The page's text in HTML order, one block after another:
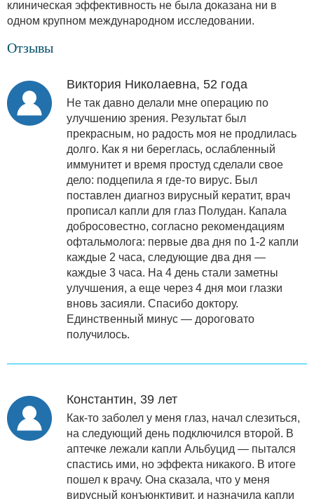
клиническая эффективность не была доказана ни в
одном крупном международном исследовании.
Отзывы
Виктория Николаевна, 52 года
Не так давно делали мне операцию по
улучшению зрения. Результат был
прекрасным, но радость моя не продлилась
долго. Как я ни береглась, ослабленный
иммунитет и время простуд сделали свое
дело: подцепила я где-то вирус. Был
поставлен диагноз вирусный кератит, врач
прописал капли для глаз Полудан. Капала
добросовестно, согласно рекомендациям
офтальмолога: первые два дня по 1-2 капли
каждые 2 часа, следующие два дня —
каждые 3 часа. На 4 день стали заметны
улучшения, а еще через 4 дня мои глазки
вновь засияли. Спасибо доктору.
Единственный минус — дороговато
получилось.
Константин, 39 лет
Как-то заболел у меня глаз, начал слезиться,
на следующий день подключился второй. В
аптечке лежали капли Альбуцид — пытался
спастись ими, но эффекта никакого. В итоге
пошел к врачу. Она сказала, что у меня
вирусный конъюнктивит, и назначила капли